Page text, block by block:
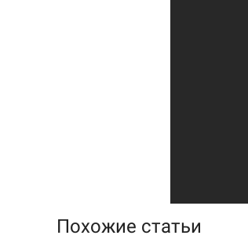
Похожие статьи